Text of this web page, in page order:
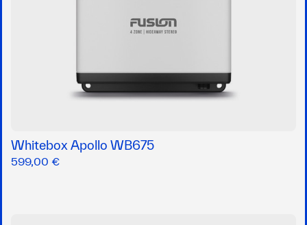
Whitebox Apollo WB675
599,00 €